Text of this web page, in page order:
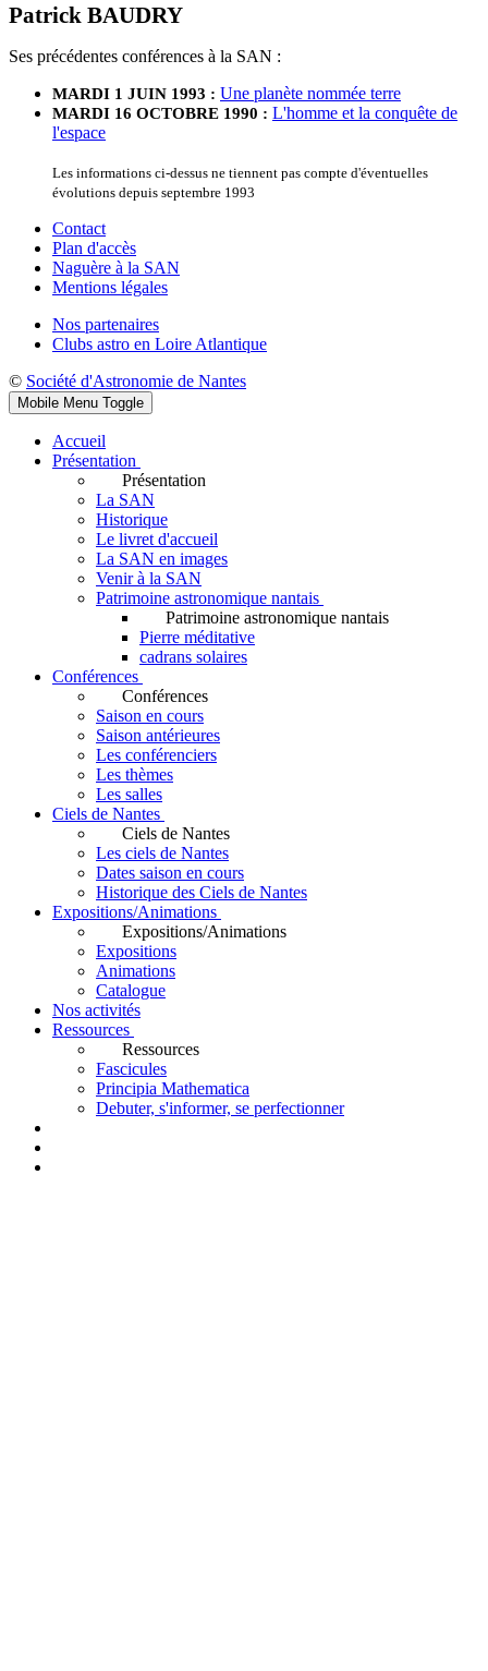
Patrick BAUDRY
Ses précédentes conférences à la SAN :
MARDI 1 JUIN 1993 : Une planète nommée terre
MARDI 16 OCTOBRE 1990 : L'homme et la conquête de
l'espace
Les informations ci-dessus ne tiennent pas compte d'éventuelles
évolutions depuis septembre 1993
Contact
Plan d'accès
Naguère à la SAN
Mentions légales
Nos partenaires
Clubs astro en Loire Atlantique
© Société d'Astronomie de Nantes
Mobile Menu Toggle
Accueil
Présentation
Présentation
La SAN
Historique
Le livret d'accueil
La SAN en images
Venir à la SAN
Patrimoine astronomique nantais
Patrimoine astronomique nantais
Pierre méditative
cadrans solaires
Conférences
Conférences
Saison en cours
Saison antérieures
Les conférenciers
Les thèmes
Les salles
Ciels de Nantes
Ciels de Nantes
Les ciels de Nantes
Dates saison en cours
Historique des Ciels de Nantes
Expositions/Animations
Expositions/Animations
Expositions
Animations
Catalogue
Nos activités
Ressources
Ressources
Fascicules
Principia Mathematica
Debuter, s'informer, se perfectionner